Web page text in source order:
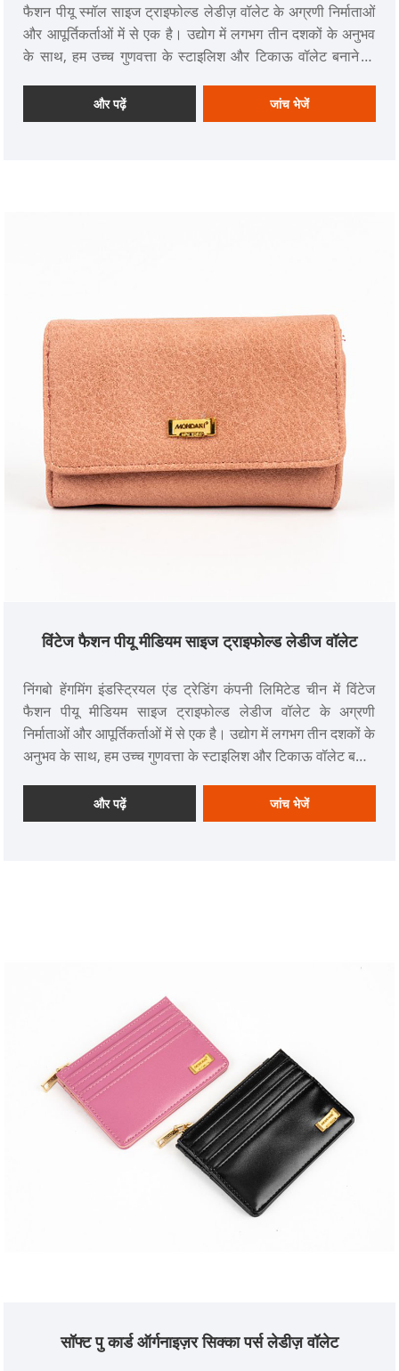
फैशन पीयू स्मॉल साइज ट्राइफोल्ड लेडीज़ वॉलेट के अग्रणी निर्माताओं
और आपूर्तिकर्ताओं में से एक है। उद्योग में लगभग तीन दशकों के अनुभव
के साथ, हम उच्च गुणवत्ता के स्टाइलिश और टिकाऊ वॉलेट बनाने के
और पढ़ें जांच भेजें
विंटेज फैशन पीयू मीडियम साइज ट्राइफोल्ड लेडीज वॉलेट
निंगबो हेंगमिंग इंडस्ट्रियल एंड ट्रेडिंग कंपनी लिमिटेड चीन में विंटेज
फैशन पीयू मीडियम साइज ट्राइफोल्ड लेडीज वॉलेट के अग्रणी
निर्माताओं और आपूर्तिकर्ताओं में से एक है। उद्योग में लगभग तीन दशकों के
अनुभव के साथ, हम उच्च गुणवत्ता के स्टाइलिश और टिकाऊ वॉलेट बनाने
और पढ़ें जांच भेजें
सॉफ्ट पु कार्ड ऑर्गनाइज़र सिक्का पर्स लेडीज़ वॉलेट